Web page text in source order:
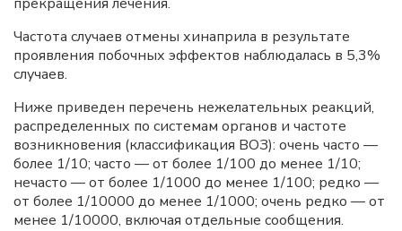
Частота случаев отмены хинаприла в результате
проявления побочных эффектов наблюдалась в 5,3%
случаев.
Ниже приведен перечень нежелательных реакций,
распределенных по системам органов и частоте
возникновения (классификация ВОЗ): очень часто —
более 1/10; часто — от более 1/100 до менее 1/10;
нечасто — от более 1/1000 до менее 1/100; редко —
от более 1/10000 до менее 1/1000; очень редко — от
менее 1/10000, включая отдельные сообщения.